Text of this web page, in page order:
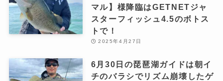
マル】様降臨はGETNETジャ
スターフィッシュ4.5のボトス
トで！
2025年4月27日
6月30日の琵琶湖ガイドは朝イ
チのバラシでリズム崩壊したゲ